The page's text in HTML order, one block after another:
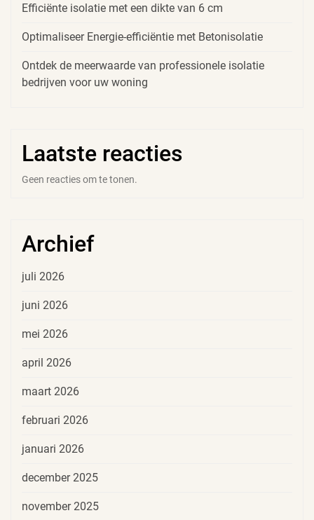
Efficiënte isolatie met een dikte van 6 cm
Optimaliseer Energie-efficiëntie met Betonisolatie
Ontdek de meerwaarde van professionele isolatie
bedrijven voor uw woning
Laatste reacties
Geen reacties om te tonen.
Archief
juli 2026
juni 2026
mei 2026
april 2026
maart 2026
februari 2026
januari 2026
december 2025
november 2025